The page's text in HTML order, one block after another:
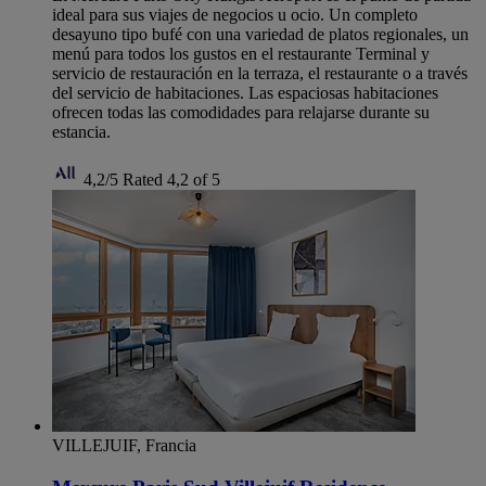
ideal para sus viajes de negocios u ocio. Un completo
desayuno tipo bufé con una variedad de platos regionales, un
menú para todos los gustos en el restaurante Terminal y
servicio de restauración en la terraza, el restaurante o a través
del servicio de habitaciones. Las espaciosas habitaciones
ofrecen todas las comodidades para relajarse durante su
estancia.
4,2/5 Rated 4,2 of 5
VILLEJUIF, Francia